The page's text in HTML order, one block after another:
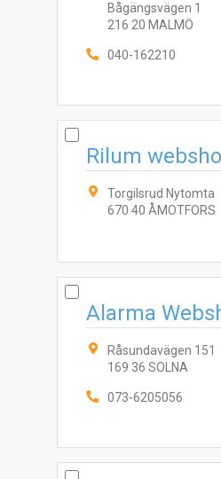
Bågängsvägen 1
216 20 MALMÖ
040-162210
Rilum
Torgilsrud Nytomta
670 40 ÅMOTFORS
Alarma
Råsundavägen 151
169 36 SOLNA
073-6205056